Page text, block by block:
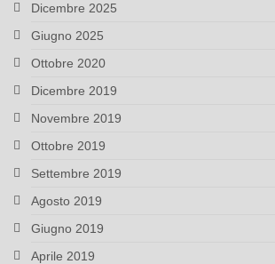
Dicembre 2025
Giugno 2025
Ottobre 2020
Dicembre 2019
Novembre 2019
Ottobre 2019
Settembre 2019
Agosto 2019
Giugno 2019
Aprile 2019